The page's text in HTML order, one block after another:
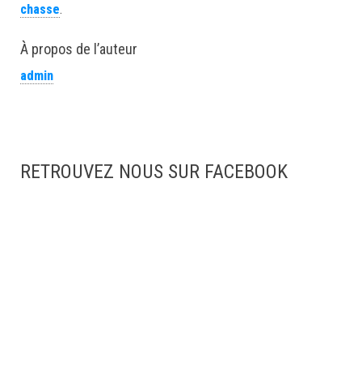
chasse.
À propos de l’auteur
admin
RETROUVEZ NOUS SUR FACEBOOK